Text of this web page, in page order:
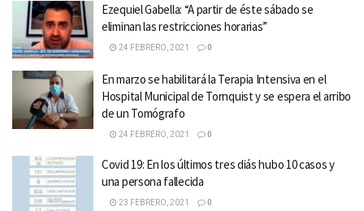
Ezequiel Gabella: “A partir de éste sábado se
eliminan las restricciones horarias”
24 FEBRERO, 2021 0
En marzo se habilitará la Terapia Intensiva en el
Hospital Municipal de Tornquist y se espera el arribo
de un Tomógrafo
24 FEBRERO, 2021 0
Covid 19: En los últimos tres diás hubo 10 casos y
una persona fallecida
23 FEBRERO, 2021 0